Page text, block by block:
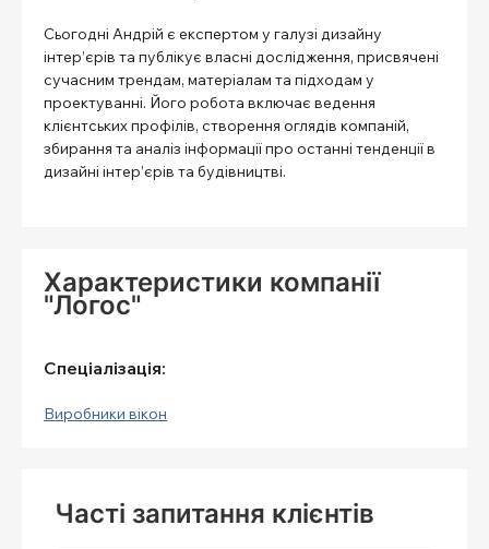
Сьогодні Андрій є експертом у галузі дизайну
інтер’єрів та публікує власні дослідження, присвячені
сучасним трендам, матеріалам та підходам у
проектуванні. Його робота включає ведення
клієнтських профілів, створення оглядів компаній,
збирання та аналіз інформації про останні тенденції в
дизайні інтер’єрів та будівництві.
Характеристики компанії
"Логос"
Спеціалізація:
Виробники вікон
Часті запитання клієнтів